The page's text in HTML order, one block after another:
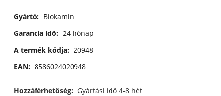
Gyártó: Biokamin
Garancia idő: 24 hónap
A termék kódja: 20948
EAN: 8586024020948
Hozzáférhetőség: Gyártási idő 4-8 hét